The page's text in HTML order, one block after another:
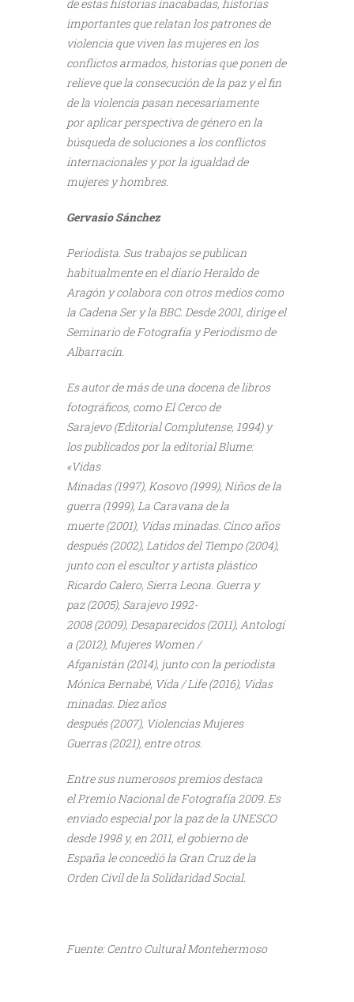
de estas historias inacabadas, historias
importantes que relatan los patrones de
violencia que viven las mujeres en los
conflictos armados, historias que ponen de
relieve que la consecución de la paz y el fin
de la violencia pasan necesariamente
por aplicar perspectiva de género en la
búsqueda de soluciones a los conflictos
internacionales y por la igualdad de
mujeres y hombres.
Gervasio Sánchez
Periodista. Sus trabajos se publican
habitualmente en el diario Heraldo de
Aragón y colabora con otros medios como
la Cadena Ser y la BBC. Desde 2001, dirige el
Seminario de Fotografía y Periodismo de
Albarracín.
Es autor de más de una docena de libros
fotográficos, como El Cerco de
Sarajevo (Editorial Complutense, 1994) y
los publicados por la editorial Blume:
«Vidas
Minadas (1997), Kosovo (1999), Niños de la
guerra (1999), La Caravana de la
muerte (2001), Vidas minadas. Cinco años
después (2002), Latidos del Tiempo (2004),
junto con el escultor y artista plástico
Ricardo Calero, Sierra Leona. Guerra y
paz (2005), Sarajevo 1992-
2008 (2009), Desaparecidos (2011), Antologí
a (2012), Mujeres Women /
Afganistán (2014), junto con la periodista
Mónica Bernabé, Vida / Life (2016), Vidas
minadas. Diez años
después (2007), Violencias Mujeres
Guerras (2021), entre otros.
Entre sus numerosos premios destaca
el Premio Nacional de Fotografía 2009. Es
enviado especial por la paz de la UNESCO
desde 1998 y, en 2011, el gobierno de
España le concedió la Gran Cruz de la
Orden Civil de la Solidaridad Social.
Fuente: Centro Cultural Montehermoso